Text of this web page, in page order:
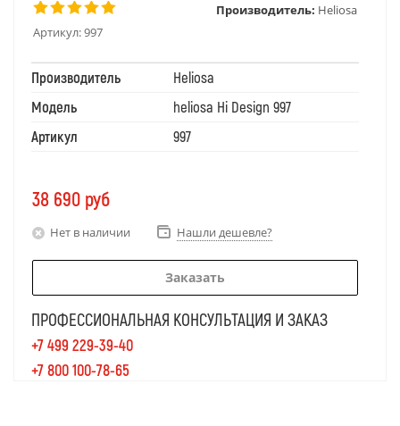
Артикул:997
Производитель: Heliosa
Производитель
Heliosa
Модель
heliosa Hi Design 997
Артикул
997
38 690 руб
Нет в наличии Нашли дешевле?
Заказать
ПРОФЕССИОНАЛЬНАЯ КОНСУЛЬТАЦИЯ И ЗАКАЗ
+7 499 229-39-40
+7 800 100-78-65